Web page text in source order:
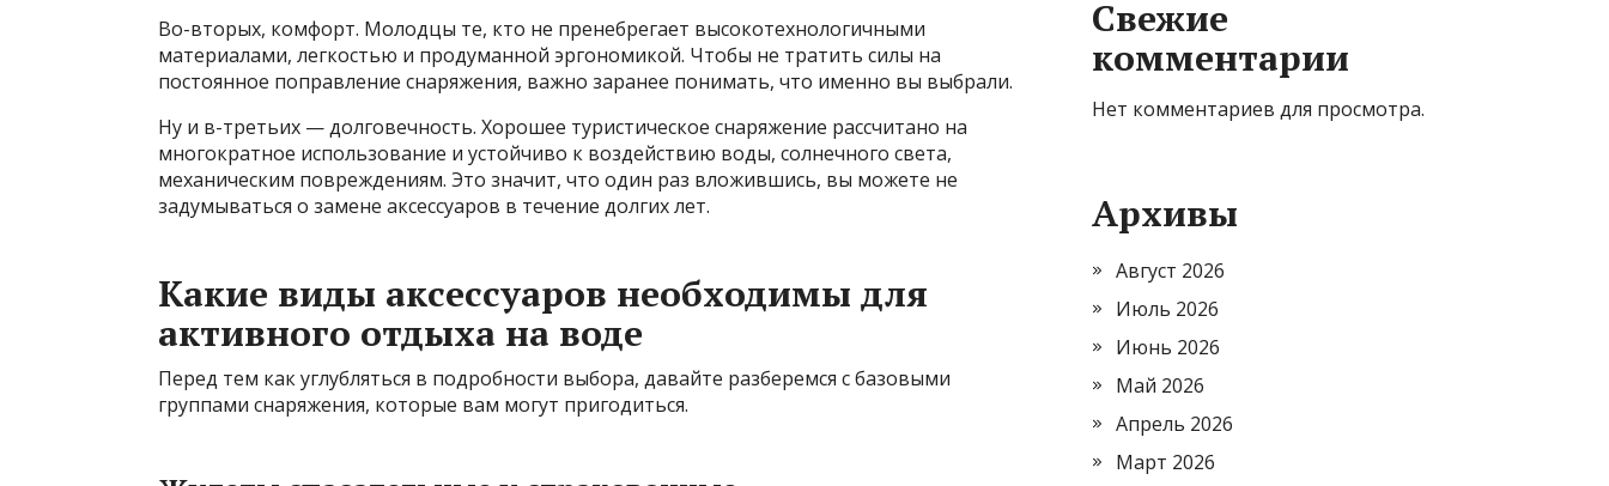
Во-вторых, комфорт. Молодцы те, кто не пренебрегает высокотехнологичными
материалами, легкостью и продуманной эргономикой. Чтобы не тратить силы на
постоянное поправление снаряжения, важно заранее понимать, что именно вы выбрали.
Ну и в-третьих — долговечность. Хорошее туристическое снаряжение рассчитано на
многократное использование и устойчиво к воздействию воды, солнечного света,
механическим повреждениям. Это значит, что один раз вложившись, вы можете не
задумываться о замене аксессуаров в течение долгих лет.
Какие виды аксессуаров необходимы для
активного отдыха на воде
Перед тем как углубляться в подробности выбора, давайте разберемся с базовыми
группами снаряжения, которые вам могут пригодиться.
Свежие
комментарии
Нет комментариев для просмотра.
Архивы
Август 2026
Июль 2026
Июнь 2026
Май 2026
Апрель 2026
Март 2026